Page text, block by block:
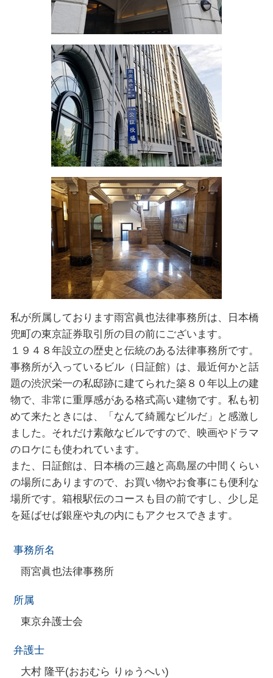
私が所属しております雨宮眞也法律事務所は、日本橋
兜町の東京証券取引所の目の前にございます。
１９４８年設⽴の歴史と伝統のある法律事務所です。
事務所が入っているビル（日証館）は、最近何かと話
題の渋沢栄一の私邸跡に建てられた築８０年以上の建
物で、非常に重厚感がある格式高い建物です。私も初
めて来たときには、「なんて綺麗なビルだ」と感激し
ました。それだけ素敵なビルですので、映画やドラマ
のロケにも使われています。
また、日証館は、日本橋の三越と高島屋の中間くらい
の場所にありますので、お買い物やお食事にも便利な
場所です。箱根駅伝のコースも目の前ですし、少し足
を延ばせば銀座や丸の内にもアクセスできます。
事務所名
雨宮眞也法律事務所
所属
東京弁護士会
弁護士
大村 隆平(おおむら りゅうへい)